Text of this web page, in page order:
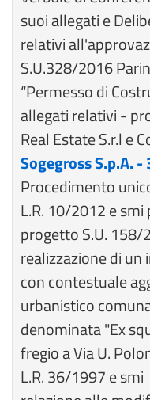
suoi allegati e
relativi
S.U.328/2016
“Permesso di
allegati relativi -
Real Estate S.r.l e
Sogegross S.p.A. -
Procedimento
L.R. 10/2012 e
progetto S.U.
realizzazione di
con contestuale
urbanistico
denominata "Ex
fregio a Via U.
L.R. 36/1997 e